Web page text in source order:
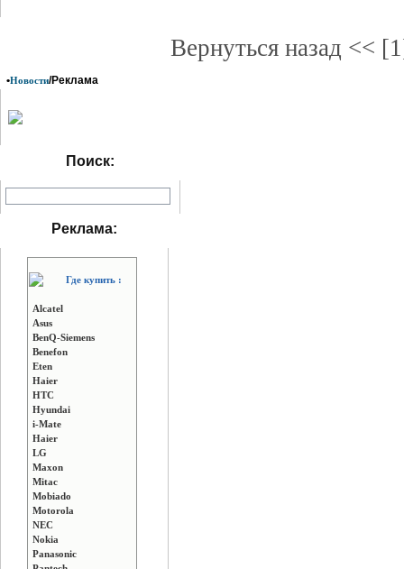
Вернуться назад <<
•Новости/Реклама
Поиск:
Реклама:
Где купить :
Alcatel
Asus
BenQ-Siemens
Benefon
Eten
Haier
HTC
Hyundai
i-Mate
Haier
LG
Maxon
Mitac
Mobiado
Motorola
NEC
Nokia
Panasonic